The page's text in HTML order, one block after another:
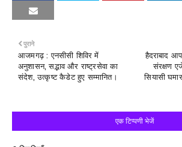
हैदराबाद
संरक्षण
सियासी
पुराने
आजमगढ़ : एनसीसी शिविर में
अनुशासन, सद्भाव और राष्ट्रसेवा का
संदेश, उत्कृष्ट कैडेट हुए सम्मानित।
एक टिप्पणी भेजें